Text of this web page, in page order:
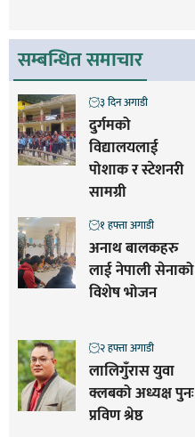
सम्बन्धित समाचार
दुर्गमको
विद्यालयलाई
पोशाक र स्टेशनरी
सामग्री
३ दिन अगाडी
अनाथ बालकहरु
लाई नेपाली सेनाको
विशेष भोजन
१ हफ्ता अगाडी
लालिगुँरास युवा
क्लबको अध्यक्ष पुनः
प्रविण श्रेष्ठ
२ हफ्ता अगाडी